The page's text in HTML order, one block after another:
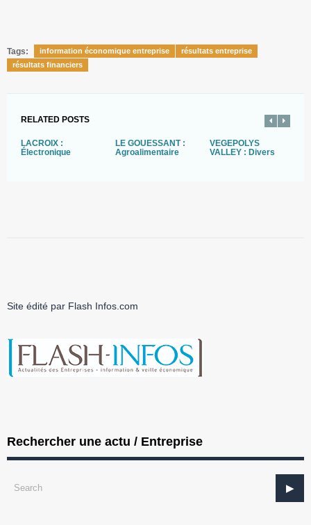
Tags: information économique entreprise
résultats entreprise
résultats financiers
RELATED POSTS
LACROIX :
Électronique
LE GOUESSANT :
Agroalimentaire
VEGEPOLYS
VALLEY : Divers
Site édité par Flash Infos.com
Rechercher une actu / Entreprise